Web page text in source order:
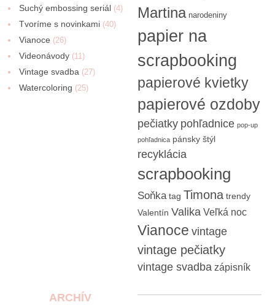
Suchý embossing seriál (4)
Tvoríme s novinkami (40)
Vianoce (26)
Videonávody (11)
Vintage svadba (27)
Watercoloring (25)
Martina narodeniny
papier na
scrapbooking
papierové kvietky
papierové ozdoby
pečiatky pohľadnice pop-up
pohľadnica pánsky štýl
recyklácia
scrapbooking
Soňka tag Timona trendy
Valentín Valika Veľká noc
Vianoce vintage
vintage pečiatky
vintage svadba zápisník
ARCHÍV